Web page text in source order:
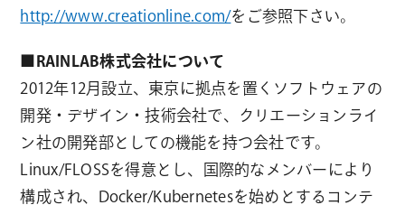
http://www.creationline.com/をご参照下さい。
■RAINLAB株式会社について
2012年12月設立、東京に拠点を置くソフトウェアの
開発・デザイン・技術会社で、クリエーションライ
ン社の開発部としての機能を持つ会社です。
Linux/FLOSSを得意とし、国際的なメンバーにより
構成され、Docker/Kubernetesを始めとするコンテ